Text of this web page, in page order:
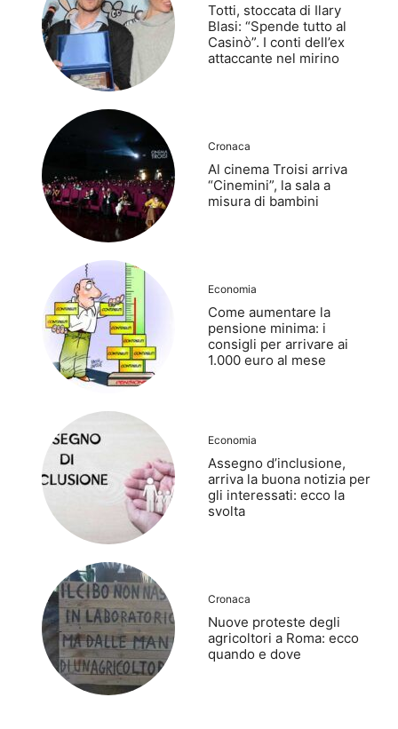
Totti, stoccata di Ilary
Blasi: “Spende tutto al
Casinò”. I conti dell’ex
attaccante nel mirino
Cronaca
Al cinema Troisi arriva
“Cinemini”, la sala a
misura di bambini
Economia
Come aumentare la
pensione minima: i
consigli per arrivare ai
1.000 euro al mese
Economia
Assegno d’inclusione,
arriva la buona notizia per
gli interessati: ecco la
svolta
Cronaca
Nuove proteste degli
agricoltori a Roma: ecco
quando e dove